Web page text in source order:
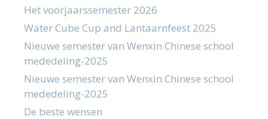
Het voorjaarssemester 2026
Water Cube Cup and Lantaarnfeest 2025
Nieuwe semester van Wenxin Chinese school
mededeling-2025
Nieuwe semester van Wenxin Chinese school
mededeling-2025
De beste wensen